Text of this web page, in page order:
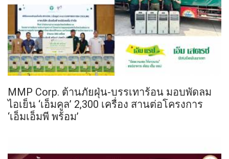
MMP Corp. ต้านภัยฝุ่น-บรรเทาร้อน มอบพัดลม
ไอเย็น ‘เอ็มคูล’ 2,300 เครื่อง สานต่อโครงการ
‘เอ็มเอ็มพี พร้อม’